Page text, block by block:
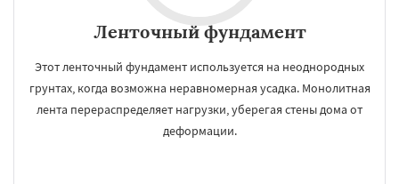
Ленточный фундамент
Этот ленточный фундамент используется на неоднородных
грунтах, когда возможна неравномерная усадка. Монолитная
лента перераспределяет нагрузки, уберегая стены дома от
деформации.